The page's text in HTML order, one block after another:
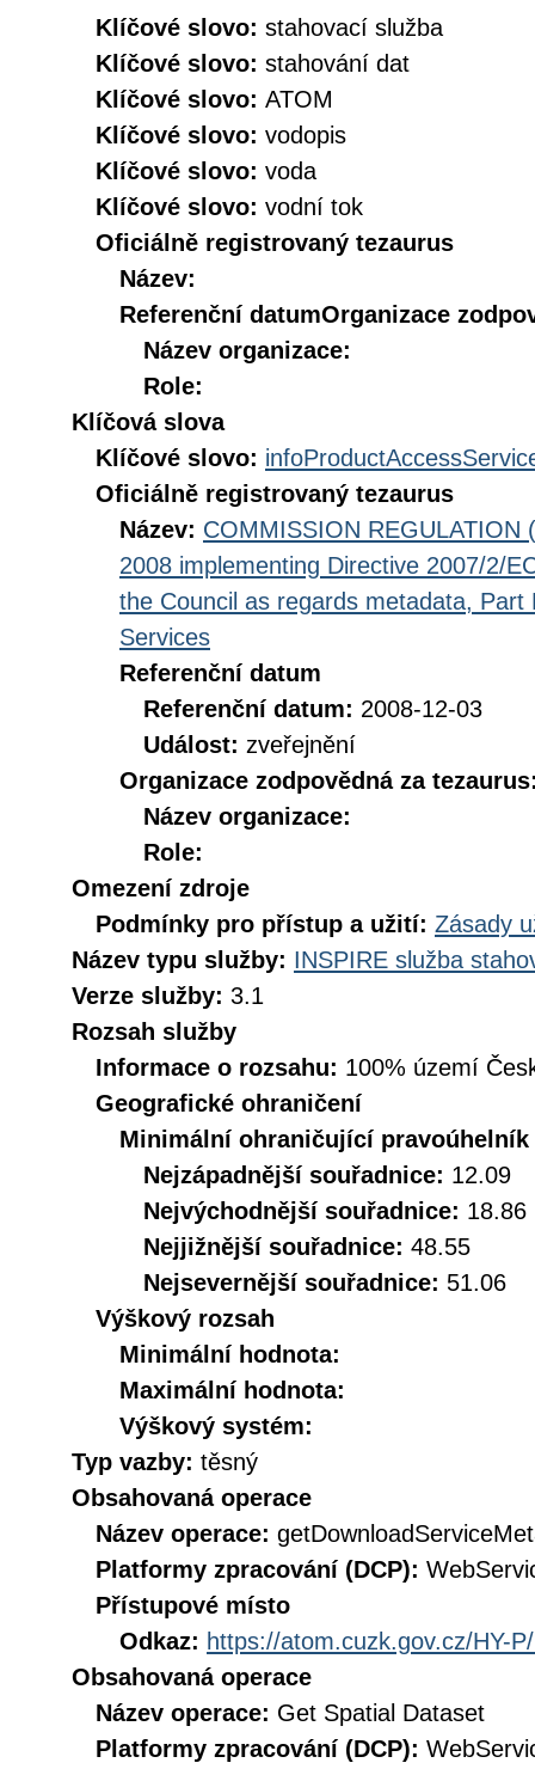
Klíčové slovo: stahovací služba
Klíčové slovo: stahování dat
Klíčové slovo: ATOM
Klíčové slovo: vodopis
Klíčové slovo: voda
Klíčové slovo: vodní tok
Oficiálně registrovaný tezaurus
Název:
Referenční datumOrganizace
Název organizace:
Role:
Klíčová slova
Klíčové slovo:
Oficiálně registrovaný tezaurus
Název: COMMISSION REGULATION
2008 implementing Directive 2007/2/
the Council as regards metadata,
Services
Referenční datum
Referenční datum: 2008-12-03
Událost: zveřejnění
Organizace zodpovědná za
Název organizace:
Role:
Omezení zdroje
Podmínky pro přístup a užití: Zásady
Název typu služby: INSPIRE služba
Verze služby: 3.1
Rozsah služby
Informace o rozsahu: 100% území
Geografické ohraničení
Minimální ohraničující pravoúhelník
Nejzápadnější souřadnice: 12.09
Nejvýchodnější souřadnice: 18.86
Nejjižnější souřadnice: 48.55
Nejsevernější souřadnice: 51.06
Výškový rozsah
Minimální hodnota:
Maximální hodnota:
Výškový systém:
Typ vazby: těsný
Obsahovaná operace
Název operace:
Platformy zpracování (DCP):
Přístupové místo
Odkaz: https://atom.cuzk.gov.cz/HY-
Obsahovaná operace
Název operace: Get Spatial Dataset
Platformy zpracování (DCP):